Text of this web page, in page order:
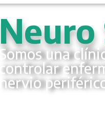
Neuro
Somos una
controlar
nervio